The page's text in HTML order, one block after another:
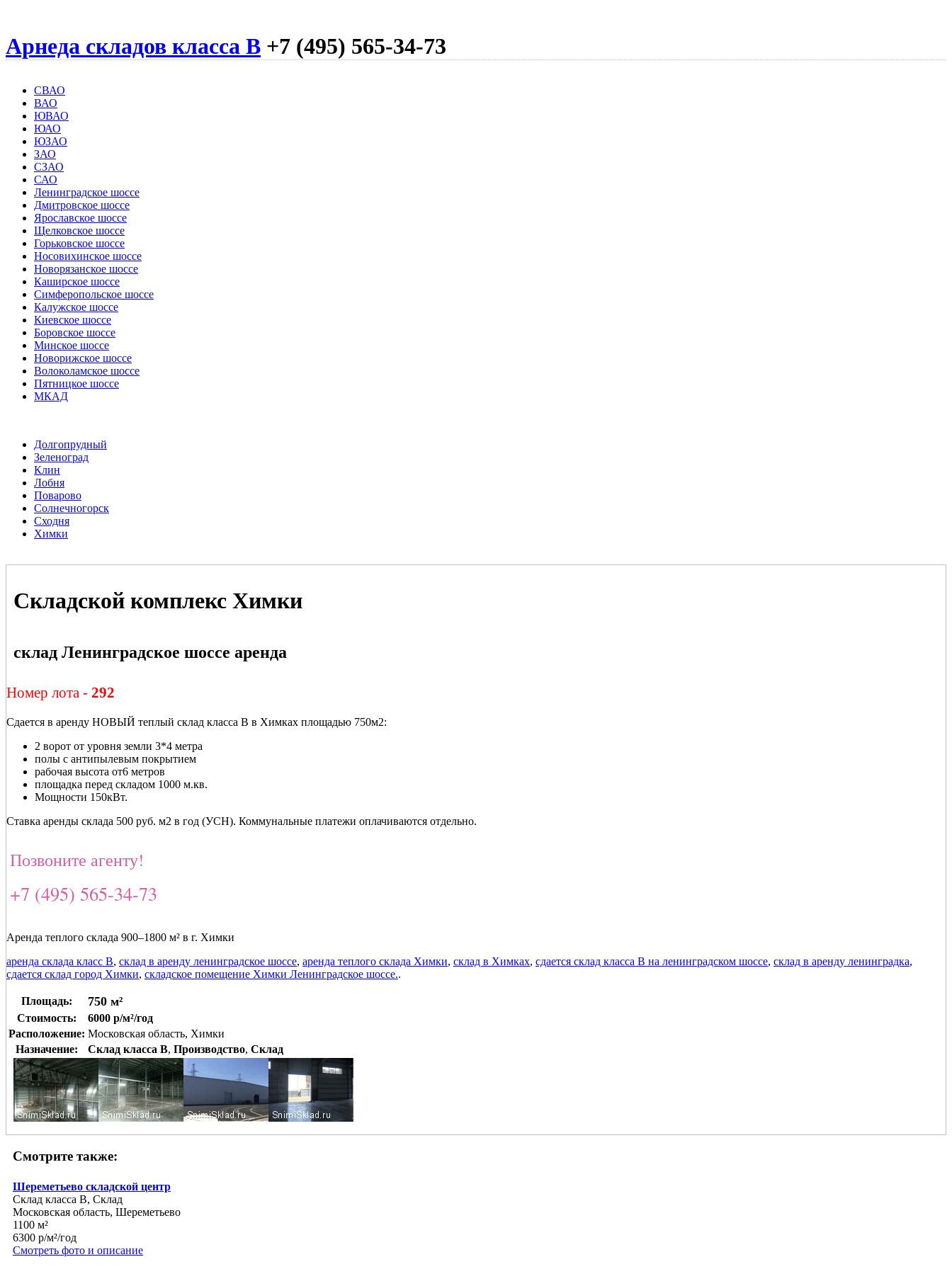
Арнеда складов класса B +7 (495) 565-34-73
СВАО
ВАО
ЮВАО
ЮАО
ЮЗАО
ЗАО
СЗАО
САО
Ленинградское шоссе
Дмитровское шоссе
Ярославское шоссе
Щелковское шоссе
Горьковское шоссе
Носовихинское шоссе
Новорязанское шоссе
Каширское шоссе
Симферопольское шоссе
Калужское шоссе
Киевское шоссе
Боровское шоссе
Минское шоссе
Новорижское шоссе
Волоколамское шоссе
Пятницкое шоссе
МКАД
Долгопрудный
Зеленоград
Клин
Лобня
Поварово
Солнечногорск
Сходня
Химки
Складской комплекс Химки
склад Ленинградское шоссе аренда
Номер лота - 292
Сдается в аренду НОВЫЙ теплый склад класса В в Химках площадью 750м2:
2 ворот от уровня земли 3*4 метра
полы с антипылевым покрытием
рабочая высота от6 метров
площадка перед складом 1000 м.кв.
Мощности 150кВт.
Ставка аренды склада 500 руб. м2 в год (УСН). Коммунальные платежи оплачиваются отдельно.
Позвоните агенту!
+7 (495) 565-34-73
Аренда теплого склада 900–1800 м² в г. Химки
аренда склада класс В, склад в аренду ленинградское шоссе, аренда теплого склада Химки, склад в Химках, сдается склад класса В на ленинградском шоссе, склад в аренду ленинградка,
сдается склад город Химки, складское помещение Химки Ленинградское шоссе..
Площадь: 750 м²
Стоимость:
6000 р/м²/год
Расположение: Московская область, Химки
Назначение:
Склад класса B, Производство, Склад
Смотрите также:
Шереметьево складской центр
Склад класса B, Склад
Московская область, Шереметьево
1100 м²
6300 р/м²/год
Смотреть фото и описание